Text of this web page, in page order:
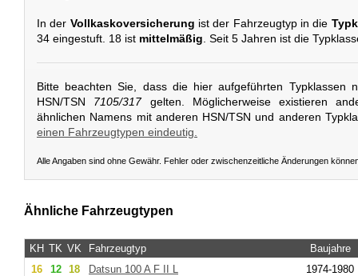
In der Vollkaskoversicherung ist der Fahrzeugtyp in die
34 eingestuft. 18 ist mittelmäßig. Seit 5 Jahren ist die
Bitte beachten Sie, dass die hier aufgeführten Typklassen
HSN/TSN 7105/317gelten. Möglicherweise existieren
ähnlichen Namens mit anderen HSN/TSN und anderen
einen Fahrzeugtypen eindeutig.
Alle Angaben sind ohne Gewähr. Fehler oder zwischenzeitliche Änderungen
Ähnliche Fahrzeugtypen
KH TK VK Fahrzeugtyp
Baujahre
16
12 18 Datsun 100 A F II L
1974-1980